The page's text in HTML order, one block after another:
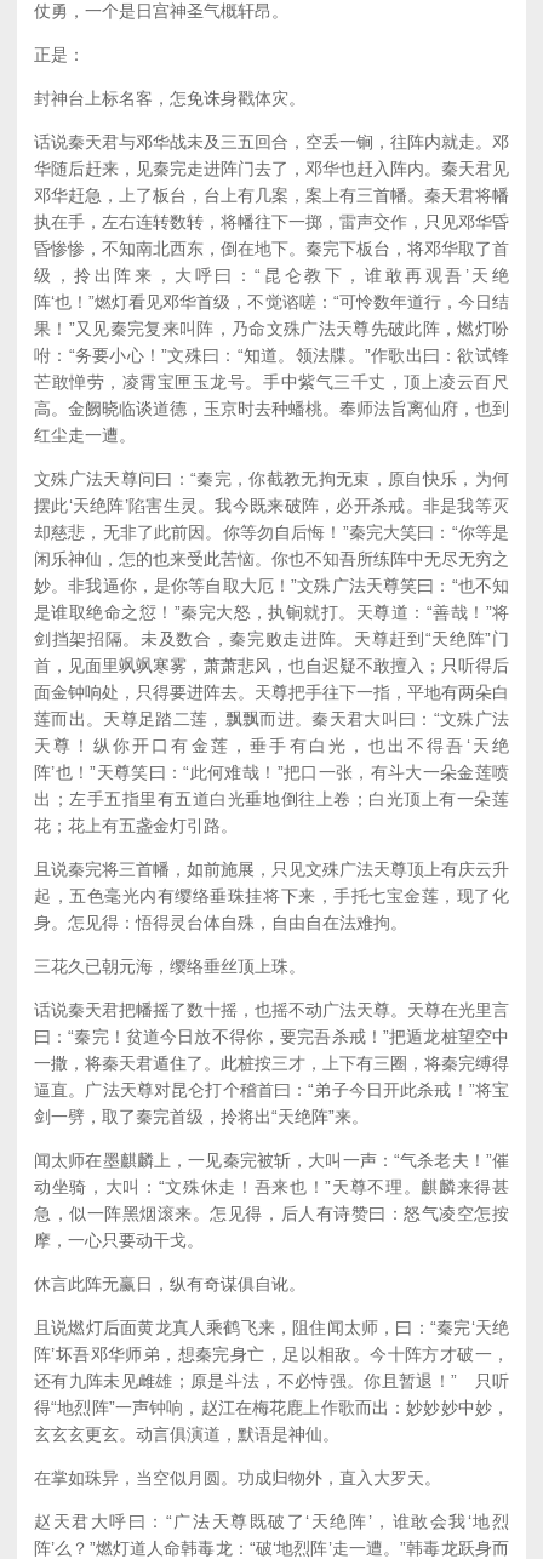
仗勇，一个是日宫神圣气概轩昂。
正是：
封神台上标名客，怎免诛身戳体灾。
话说秦天君与邓华战未及三五回合，空丢一锏，往阵内就走。邓
华随后赶来，见秦完走进阵门去了，邓华也赶入阵内。秦天君见
邓华赶急，上了板台，台上有几案，案上有三首幡。秦天君将幡
执在手，左右连转数转，将幡往下一掷，雷声交作，只见邓华昏
昏惨惨，不知南北西东，倒在地下。秦完下板台，将邓华取了首
级，拎出阵来，大呼曰：“昆仑教下，谁敢再观吾’天绝
阵‘也！”燃灯看见邓华首级，不觉谘嗟：“可怜数年道行，今日结
果！”又见秦完复来叫阵，乃命文殊广法天尊先破此阵，燃灯吩
咐：“务要小心！”文殊曰：“知道。领法牒。”作歌出曰：欲试锋
芒敢惮劳，凌霄宝匣玉龙号。手中紫气三千丈，顶上凌云百尺
高。金阙晓临谈道德，玉京时去种蟠桃。奉师法旨离仙府，也到
红尘走一遭。
文殊广法天尊问曰：“秦完，你截教无拘无束，原自快乐，为何
摆此‘天绝阵’陷害生灵。我今既来破阵，必开杀戒。非是我等灭
却慈悲，无非了此前因。你等勿自后悔！”秦完大笑曰：“你等是
闲乐神仙，怎的也来受此苦恼。你也不知吾所练阵中无尽无穷之
妙。非我逼你，是你等自取大厄！”文殊广法天尊笑曰：“也不知
是谁取绝命之愆！”秦完大怒，执锏就打。天尊道：“善哉！”将
剑挡架招隔。未及数合，秦完败走进阵。天尊赶到“天绝阵”门
首，见面里飒飒寒雾，萧萧悲风，也自迟疑不敢擅入；只听得后
面金钟响处，只得要进阵去。天尊把手往下一指，平地有两朵白
莲而出。天尊足踏二莲，飘飘而进。秦天君大叫曰：“文殊广法
天尊！纵你开口有金莲，垂手有白光，也出不得吾‘天绝
阵’也！”天尊笑曰：“此何难哉！”把口一张，有斗大一朵金莲喷
出；左手五指里有五道白光垂地倒往上卷；白光顶上有一朵莲
花；花上有五盏金灯引路。
且说秦完将三首幡，如前施展，只见文殊广法天尊顶上有庆云升
起，五色毫光内有缨络垂珠挂将下来，手托七宝金莲，现了化
身。怎见得：悟得灵台体自殊，自由自在法难拘。
三花久已朝元海，缨络垂丝顶上珠。
话说秦天君把幡摇了数十摇，也摇不动广法天尊。天尊在光里言
曰：“秦完！贫道今日放不得你，要完吾杀戒！”把遁龙桩望空中
一撒，将秦天君遁住了。此桩按三才，上下有三圈，将秦完缚得
逼直。广法天尊对昆仑打个稽首曰：“弟子今日开此杀戒！”将宝
剑一劈，取了秦完首级，拎将出“天绝阵”来。
闻太师在墨麒麟上，一见秦完被斩，大叫一声：“气杀老夫！”催
动坐骑，大叫：“文殊休走！吾来也！”天尊不理。麒麟来得甚
急，似一阵黑烟滚来。怎见得，后人有诗赞曰：怒气凌空怎按
摩，一心只要动干戈。
休言此阵无赢日，纵有奇谋俱自讹。
且说燃灯后面黄龙真人乘鹤飞来，阻住闻太师，曰：“秦完‘天绝
阵’坏吾邓华师弟，想秦完身亡，足以相敌。今十阵方才破一，
还有九阵未见雌雄；原是斗法，不必恃强。你且暂退！” 只听
得“地烈阵”一声钟响，赵江在梅花鹿上作歌而出：妙妙妙中妙，
玄玄玄更玄。动言俱演道，默语是神仙。
在掌如珠异，当空似月圆。功成归物外，直入大罗天。
赵天君大呼曰：“广法天尊既破了‘天绝阵’，谁敢会我‘地烈
阵’么？”燃灯道人命韩毒龙：“破‘地烈阵’走一遭。”韩毒龙跃身而